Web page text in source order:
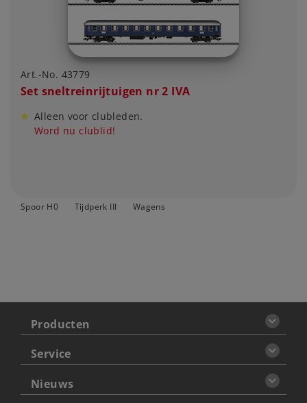
Art.-No. 43779
Set sneltreinrijtuigen nr 2 IVA
Alleen voor clubleden.
Word nu clublid!
Spoor H0 Tijdperk III Wagens
Producten
Service
Nieuws